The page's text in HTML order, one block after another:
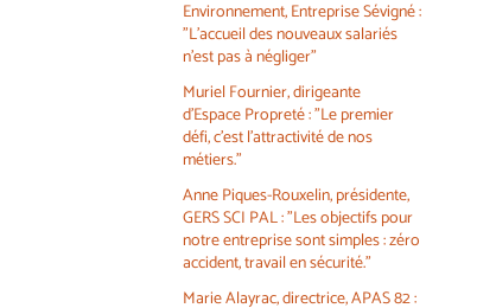
Environnement, Entreprise Sévigné :
"L'accueil des nouveaux salariés
n'est pas à négliger"
Muriel Fournier, dirigeante
d'Espace Propreté : "Le premier
défi, c'est l'attractivité de nos
métiers."
Anne Piques-Rouxelin, présidente,
GERS SCI PAL : "Les objectifs pour
notre entreprise sont simples : zéro
accident, travail en sécurité."
Marie Alayrac, directrice, APAS 82 :